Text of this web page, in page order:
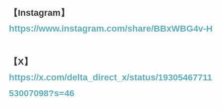
【Instagram】
https://www.instagram.com/share/BBxWBG4v-H
【X】
https://x.com/delta_direct_x/status/19305467711
53007098?s=46